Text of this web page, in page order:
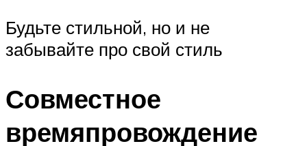
Будьте стильной, но и не
забывайте про свой стиль
Совместное
времяпровождение